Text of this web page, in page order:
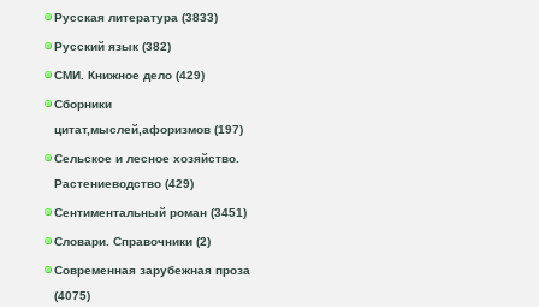
Русская литература (3833)
Русский язык (382)
СМИ. Книжное дело (429)
Сборники
цитат,мыслей,афоризмов (197)
Сельское и лесное хозяйство.
Растениеводство (429)
Сентиментальный роман (3451)
Словари. Справочники (2)
Современная зарубежная проза
(4075)